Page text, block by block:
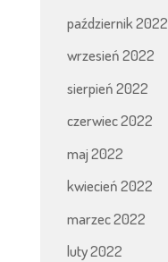
październik 2022
wrzesień 2022
sierpień 2022
czerwiec 2022
maj 2022
kwiecień 2022
marzec 2022
luty 2022